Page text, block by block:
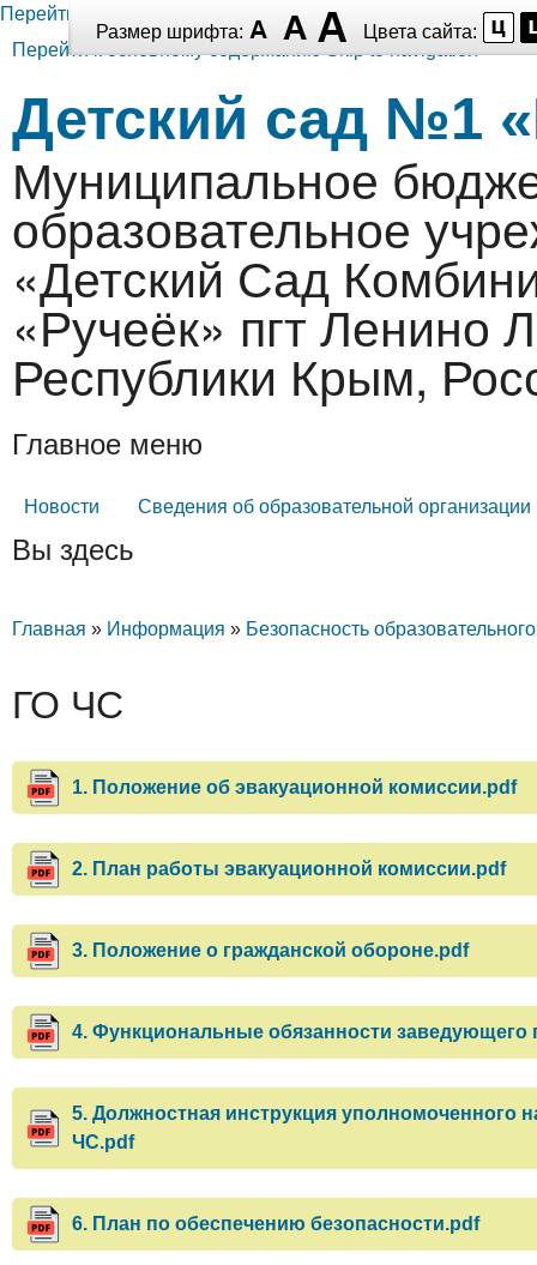
Перейти к основному содержанию
Размер шрифта:
Цвета сайта:
Перейти к основному содержанию Skip to navigation
Детский сад №1
Муниципальное
образовательное
«Детский Сад
«Ручеёк» пгт Ленино
Республики Крым,
Главное меню
Новости Сведения об образовательной организации
Вы здесь
Главная » Информация » Безопасность
ГО ЧС
1. Положение об эвакуационной комиссии.pdf
2. План работы эвакуационной комиссии.pdf
3. Положение о гражданской обороне.pdf
4. Функциональные обязанности заведующего
5. Должностная инструкция уполномоченного
ЧС.pdf
6. План по обеспечению безопасности.pdf